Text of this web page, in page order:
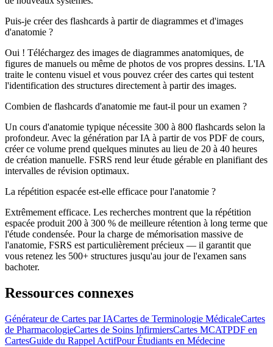
Puis-je créer des flashcards à partir de diagrammes et d'images
d'anatomie ?
Oui ! Téléchargez des images de diagrammes anatomiques, de
figures de manuels ou même de photos de vos propres dessins. L'IA
traite le contenu visuel et vous pouvez créer des cartes qui testent
l'identification des structures directement à partir des images.
Combien de flashcards d'anatomie me faut-il pour un examen ?
Un cours d'anatomie typique nécessite 300 à 800 flashcards selon la
profondeur. Avec la génération par IA à partir de vos PDF de cours,
créer ce volume prend quelques minutes au lieu de 20 à 40 heures
de création manuelle. FSRS rend leur étude gérable en planifiant des
intervalles de révision optimaux.
La répétition espacée est-elle efficace pour l'anatomie ?
Extrêmement efficace. Les recherches montrent que la répétition
espacée produit 200 à 300 % de meilleure rétention à long terme que
l'étude condensée. Pour la charge de mémorisation massive de
l'anatomie, FSRS est particulièrement précieux — il garantit que
vous retenez les 500+ structures jusqu'au jour de l'examen sans
bachoter.
Ressources connexes
Générateur de Cartes par IACartes de Terminologie MédicaleCartes
de PharmacologieCartes de Soins InfirmiersCartes MCATPDF en
CartesGuide du Rappel ActifPour Étudiants en Médecine